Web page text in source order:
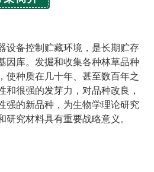
设备控制贮藏环境，是长期贮存
因库。发掘和收集各种林草品种
使种质在几十年、甚至数百年之
和很强的发芽力，对品种改良，
强的新品种，为生物学理论研究
研究材料具有重要战略意义。